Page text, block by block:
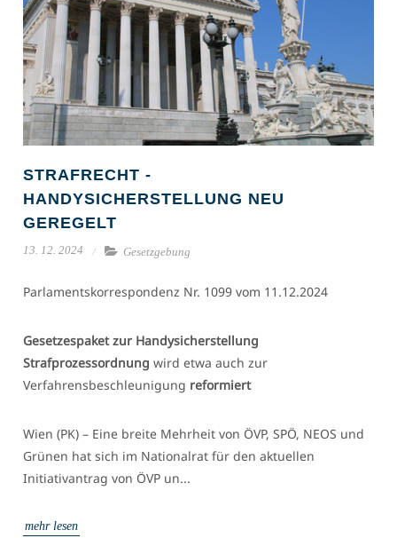
STRAFRECHT -
HANDYSICHERSTELLUNG NEU
GEREGELT
13. 12. 2024 Gesetzgebung
Parlamentskorrespondenz Nr. 1099 vom 11.12.2024
Gesetzespaket zur Handysicherstellung
Strafprozessordnung wird etwa auch zur
Verfahrensbeschleunigung reformiert
Wien (PK) – Eine breite Mehrheit von ÖVP, SPÖ, NEOS und
Grünen hat sich im Nationalrat für den aktuellen
Initiativantrag von ÖVP un...
mehr lesen